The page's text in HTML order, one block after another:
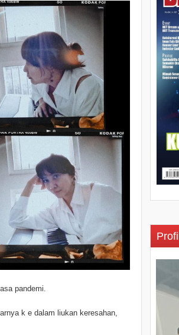
pandemi.
k e dalam liukan keresahan,